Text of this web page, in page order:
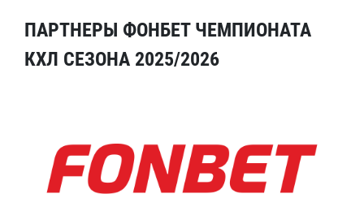
ПАРТНЕРЫ ФОНБЕТ ЧЕМПИОНАТА
КХЛ СЕЗОНА 2025/2026